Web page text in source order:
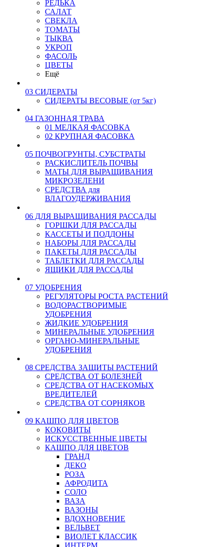
РЕДЬКА
САЛАТ
СВЕКЛА
ТОМАТЫ
ТЫКВА
УКРОП
ФАСОЛЬ
ЦВЕТЫ
Ещё
03 СИДЕРАТЫ
СИДЕРАТЫ ВЕСОВЫЕ (от 5кг)
04 ГАЗОННАЯ ТРАВА
01 МЕЛКАЯ ФАСОВКА
02 КРУПНАЯ ФАСОВКА
05 ПОЧВОГРУНТЫ, СУБСТРАТЫ
РАСКИСЛИТЕЛЬ ПОЧВЫ
МАТЫ ДЛЯ ВЫРАЩИВАНИЯ
МИКРОЗЕЛЕНИ
СРЕДСТВА для
ВЛАГОУДЕРЖИВАНИЯ
06 ДЛЯ ВЫРАЩИВАНИЯ РАССАДЫ
ГОРШКИ ДЛЯ РАССАДЫ
КАССЕТЫ И ПОДДОНЫ
НАБОРЫ ДЛЯ РАССАДЫ
ПАКЕТЫ ДЛЯ РАССАДЫ
ТАБЛЕТКИ ДЛЯ РАССАДЫ
ЯЩИКИ ДЛЯ РАССАДЫ
07 УДОБРЕНИЯ
РЕГУЛЯТОРЫ РОСТА РАСТЕНИЙ
ВОДОРАСТВОРИМЫЕ
УДОБРЕНИЯ
ЖИДКИЕ УДОБРЕНИЯ
МИНЕРАЛЬНЫЕ УДОБРЕНИЯ
ОРГАНО-МИНЕРАЛЬНЫЕ
УДОБРЕНИЯ
08 СРЕДСТВА ЗАЩИТЫ РАСТЕНИЙ
СРЕДСТВА ОТ БОЛЕЗНЕЙ
СРЕДСТВА ОТ НАСЕКОМЫХ
ВРЕДИТЕЛЕЙ
СРЕДСТВА ОТ СОРНЯКОВ
09 КАШПО ДЛЯ ЦВЕТОВ
КОКОВИТЫ
ИСКУССТВЕННЫЕ ЦВЕТЫ
КАШПО ДЛЯ ЦВЕТОВ
ГРАНД
ДЕКО
РОЗА
АФРОДИТА
СОЛО
ВАЗА
ВАЗОНЫ
ВДОХНОВЕНИЕ
ВЕЛЬВЕТ
ВИОЛЕТ КЛАССИК
ИНТЕРМ